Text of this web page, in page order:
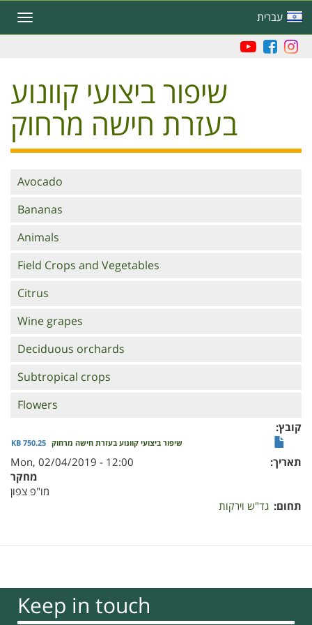
main
עברית
Toggle
navigation
שיפור ביצועי קוונוע
בעזרת חישה מרחוק
Branches
Avocado
Bananas
Animals
Field Crops and Vegetables
Citrus
Wine grapes
Deciduous orchards
Subtropical crops
Flowers
קובץ
שיפור ביצועי קוונוע בעזרת חישה מרחוק 750.25 KB
תאריך Mon, 02/04/2019 - 12:00
מחקר
מו"פ צפון
תחום גד"ש וירקות
Keep in touch